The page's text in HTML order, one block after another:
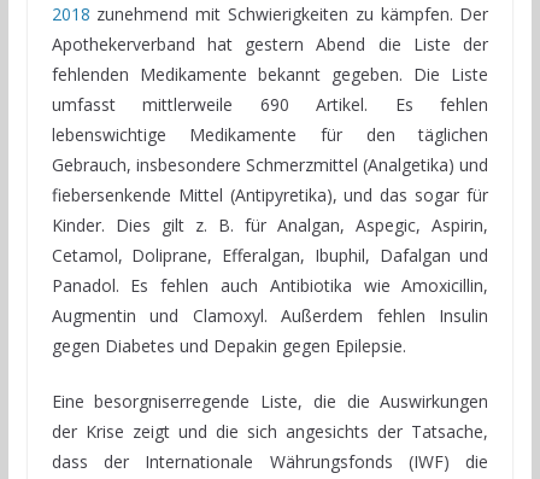
2018 zunehmend mit Schwierigkeiten zu kämpfen. Der
Apothekerverband hat gestern Abend die Liste der
fehlenden Medikamente bekannt gegeben. Die Liste
umfasst mittlerweile 690 Artikel. Es fehlen
lebenswichtige Medikamente für den täglichen
Gebrauch, insbesondere Schmerzmittel (Analgetika) und
fiebersenkende Mittel (Antipyretika), und das sogar für
Kinder. Dies gilt z. B. für Analgan, Aspegic, Aspirin,
Cetamol, Doliprane, Efferalgan, Ibuphil, Dafalgan und
Panadol. Es fehlen auch Antibiotika wie Amoxicillin,
Augmentin und Clamoxyl. Außerdem fehlen Insulin
gegen Diabetes und Depakin gegen Epilepsie.
Eine besorgniserregende Liste, die die Auswirkungen
der Krise zeigt und die sich angesichts der Tatsache,
dass der Internationale Währungsfonds (IWF) die